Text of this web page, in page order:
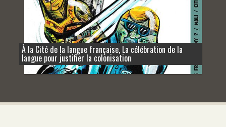
À la Cité de la langue française, La célébration de la
langue pour justifier la colonisation